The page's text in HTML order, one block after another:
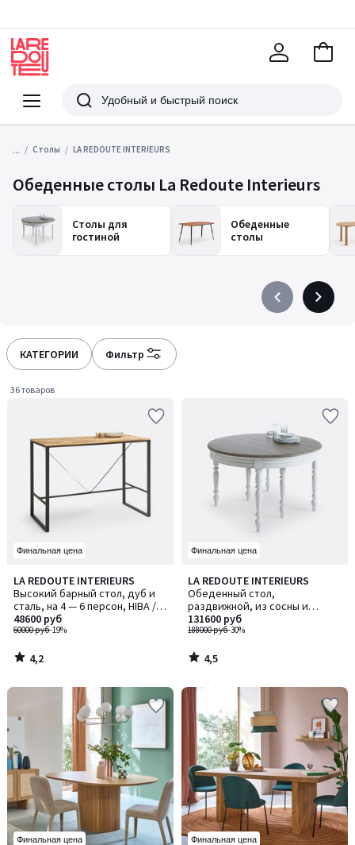
Меню
Redoute
Поиск
В
... Столы LA REDOUTE INTERIEURS
Обеденные столы La Redoute Interieurs
Столы для
гостиной
Обеденные
столы
PrécédentSuivant
КАТЕГОРИИ Фильтр
36 товаров
Финальная цена
LA REDOUTE INTERIEURS
Высокий барный стол, дуб и
сталь, на 4 — 6 персон, HIBA /
ХИБА
60000 руб-19%
48600 руб
4,2
/ 5
4,2
/
Финальная цена
LA REDOUTE INTERIEURS
Обеденный стол,
раздвижной, из сосны и
дубового шпона, на 4–12
персон, EULALI / ЭВЛАЛИ
188000 руб-30%
131600 руб
4,5
/ 5
4,5
/
Финальная цена Финальная цена